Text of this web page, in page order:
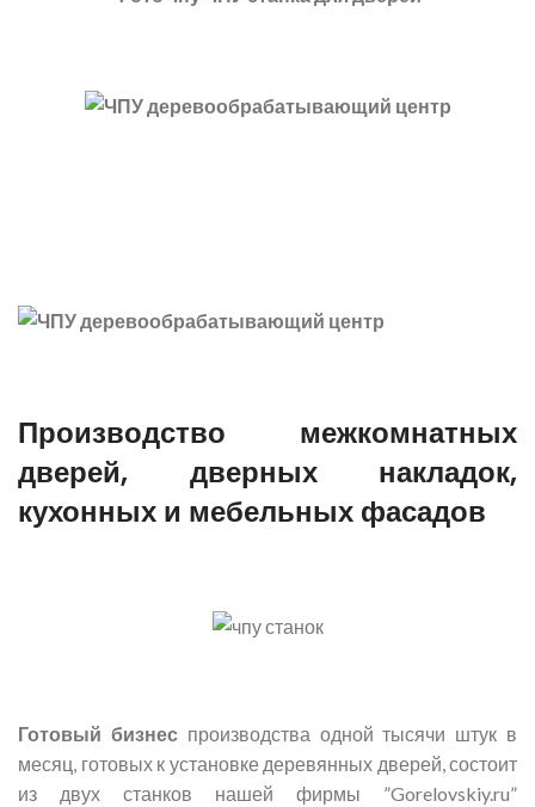
Производство межкомнатных
дверей, дверных накладок,
кухонных и мебельных фасадов
Готовый бизнеспроизводства одной тысячи штук в
месяц, готовых к установке деревянных дверей, состоит
из двух станков нашей фирмы ”Gorelovskiy.ru”